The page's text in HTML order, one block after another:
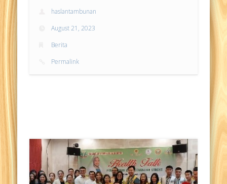
haslantambunan
August 21, 2023
Berita
Permalink